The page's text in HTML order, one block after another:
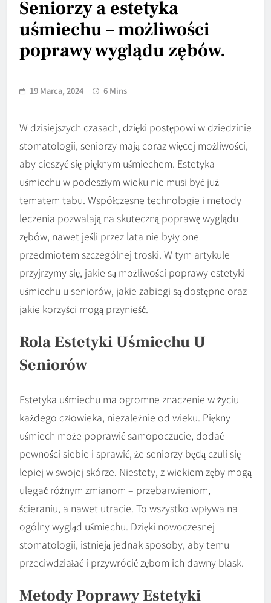
Seniorzy a estetyka
uśmiechu – możliwości
poprawy wyglądu zębów.
19 Marca, 2024 6 Mins
W dzisiejszych czasach, dzięki postępowi w dziedzinie
stomatologii, seniorzy mają coraz więcej możliwości,
aby cieszyć się pięknym uśmiechem. Estetyka
uśmiechu w podeszłym wieku nie musi być już
tematem tabu. Współczesne technologie i metody
leczenia pozwalają na skuteczną poprawę wyglądu
zębów, nawet jeśli przez lata nie były one
przedmiotem szczególnej troski. W tym artykule
przyjrzymy się, jakie są możliwości poprawy estetyki
uśmiechu u seniorów, jakie zabiegi są dostępne oraz
jakie korzyści mogą przynieść.
Rola Estetyki Uśmiechu U
Seniorów
Estetyka uśmiechu ma ogromne znaczenie w życiu
każdego człowieka, niezależnie od wieku. Piękny
uśmiech może poprawić samopoczucie, dodać
pewności siebie i sprawić, że seniorzy będą czuli się
lepiej w swojej skórze. Niestety, z wiekiem zęby mogą
ulegać różnym zmianom – przebarwieniom,
ścieraniu, a nawet utracie. To wszystko wpływa na
ogólny wygląd uśmiechu. Dzięki nowoczesnej
stomatologii, istnieją jednak sposoby, aby temu
przeciwdziałać i przywrócić zębom ich dawny blask.
Metody Poprawy Estetyki